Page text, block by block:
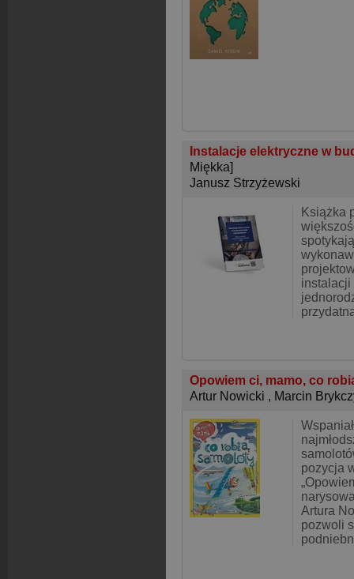
Instalacje elektryczne w
Miękka]
Janusz Strzyżewski
Książka
instalacji
Opowiem ci, mamo, co
Artur Nowicki , Marcin
pozycja
Artura
pozwoli